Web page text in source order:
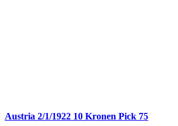
Austria 2/1/1922 10 Kronen Pick 75